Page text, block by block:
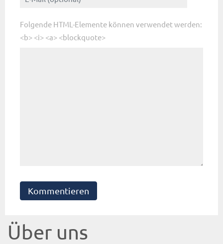
Folgende HTML-Elemente können verwendet werden:
<b> <i> <a> <blockquote>
Kommentieren
Über uns